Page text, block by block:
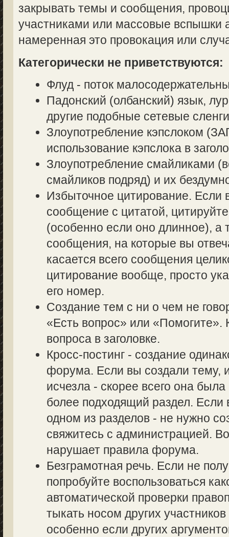
закрывать темы и сообщения,
участниками или массовые вспышки
намеренная это провокация или
Категорически не приветствуются:
Флуд - поток
Падонский (олбанский) язык,
другие подобные сетевые
Злоупотребление кэпслоком
использование кэпслока в
Злоупотребление смайликами
смайликов подряд) и их
Избыточное цитирование. Если
сообщение с цитатой,
(особенно если оно длинное), а
сообщения, на которые вы
касается всего сообщения
цитирование вообще, просто
его номер.
Создание тем с ни о чем не
«Есть вопрос» или «Помогите».
вопроса в заголовке.
Кросс-постинг - создание
форума. Если вы создали тему,
исчезла - скорее всего она
более подходящий раздел.
одном из разделов - не нужно
свяжитесь с администрацией.
нарушает правила форума.
Безграмотная речь. Если не
попробуйте воспользоваться
автоматической проверки
тыкать носом других
особенно если других